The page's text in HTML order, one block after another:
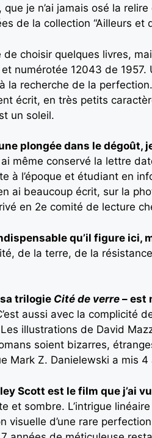
je n’ai jamais osé la
de la collection “Ailleurs et
de choisir quelques livres,
numérotée 12043 de
la recherche de la
écrit, en très petits
un soleil.
plongée dans le dégoût,
même conservé la lettre
à l’époque et étudiant en
ai beaucoup écrit, sur la
en 2e comité de lecture
qu’il figure ici,
de la terre, de la
trilogie Cité de verre – est
aussi avec la complicité
illustrations de David
soient bizarres,
Mark Z. Danielewski a mis 4
Scott est le film que j’ai
et sombre. L’intrigue
visuelle d’une rare